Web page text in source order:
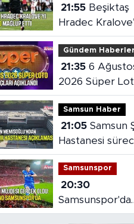
21:55
Hradec
0 mağlup etti
Gündem
21:35 6 Ağustos
2026 Süper
sonuçları
Samsun Haber
21:05 Samsun Şehir
Hastanesi
masaya yatırıldı
Samsunspor
20:30
Samsunspor'da
Gabriele